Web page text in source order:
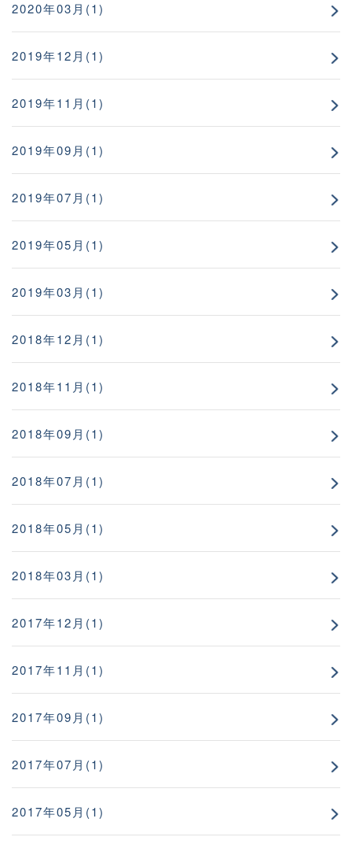
2020年03月(1)
2019年12月(1)
2019年11月(1)
2019年09月(1)
2019年07月(1)
2019年05月(1)
2019年03月(1)
2018年12月(1)
2018年11月(1)
2018年09月(1)
2018年07月(1)
2018年05月(1)
2018年03月(1)
2017年12月(1)
2017年11月(1)
2017年09月(1)
2017年07月(1)
2017年05月(1)